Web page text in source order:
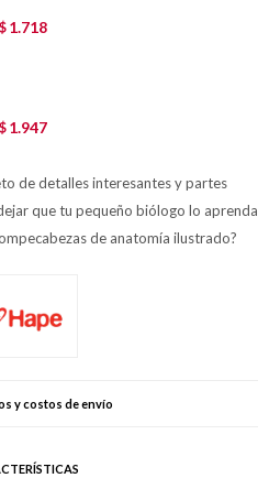
$ 1.718
$ 1.947
de detalles interesantes y partes
que tu pequeño biólogo lo aprenda
de anatomía ilustrado?
y costos de envío